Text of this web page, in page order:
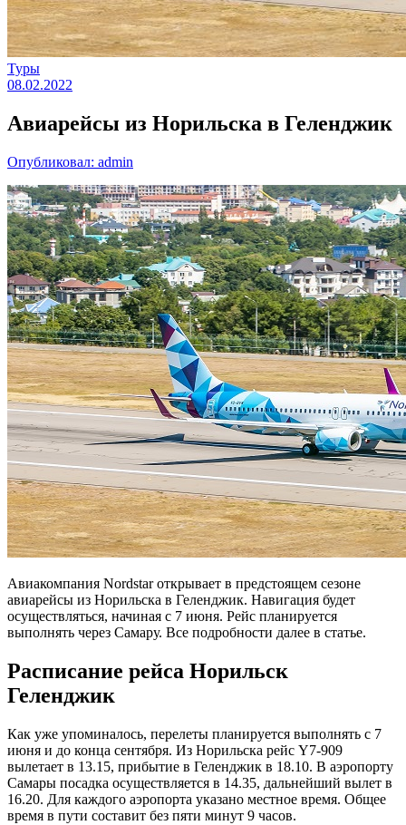
Туры
08.02.2022
Авиарейсы из Норильска в Геленджик
Опубликовал: admin
Авиакомпания Nordstar открывает в предстоящем сезоне
авиарейсы из Норильска в Геленджик. Навигация будет
осуществляться, начиная с 7 июня. Рейс планируется
выполнять через Самару. Все подробности далее в статье.
Расписание рейса Норильск
Геленджик
Как уже упоминалось, перелеты планируется выполнять с 7
июня и до конца сентября. Из Норильска рейс Y7-909
вылетает в 13.15, прибытие в Геленджик в 18.10. В аэропорту
Самары посадка осуществляется в 14.35, дальнейший вылет в
16.20. Для каждого аэропорта указано местное время. Общее
время в пути составит без пяти минут 9 часов.